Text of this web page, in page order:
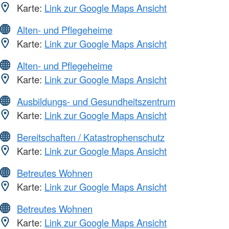
Karte: Link zur Google Maps Ansicht
Alten- und Pflegeheime
Karte: Link zur Google Maps Ansicht
Alten- und Pflegeheime
Karte: Link zur Google Maps Ansicht
Ausbildungs- und Gesundheitszentrum
Karte: Link zur Google Maps Ansicht
Bereitschaften / Katastrophenschutz
Karte: Link zur Google Maps Ansicht
Betreutes Wohnen
Karte: Link zur Google Maps Ansicht
Betreutes Wohnen
Karte: Link zur Google Maps Ansicht